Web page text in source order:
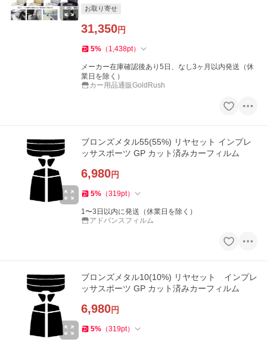
お取り寄せ
31,350円
5% （ 1,438pt）
メーカー在庫確認後あり5日、なし3ヶ月以内発送（休
業日を除く）
カー用品通販GoldRush
ブロンズメタル55(55%) リヤセット インプレ
ッサスポーツ GP カット済みカーフィルム
6,980円
5% （319pt）
1〜3日以内に発送（休業日を除く）
アドバンスフィルム
ブロンズメタル10(10%) リヤセット インプレ
ッサスポーツ GP カット済みカーフィルム
6,980円
5% （319pt）